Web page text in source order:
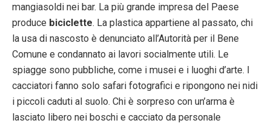
mangiasoldi nei bar. La più grande impresa del Paese
produce biciclette. La plastica appartiene al passato, chi
la usa di nascosto è denunciato all’Autorità per il Bene
Comune e condannato ai lavori socialmente utili. Le
spiagge sono pubbliche, come i musei e i luoghi d’arte. I
cacciatori fanno solo safari fotografici e ripongono nei nidi
i piccoli caduti al suolo. Chi è sorpreso con un’arma è
lasciato libero nei boschi e cacciato da personale